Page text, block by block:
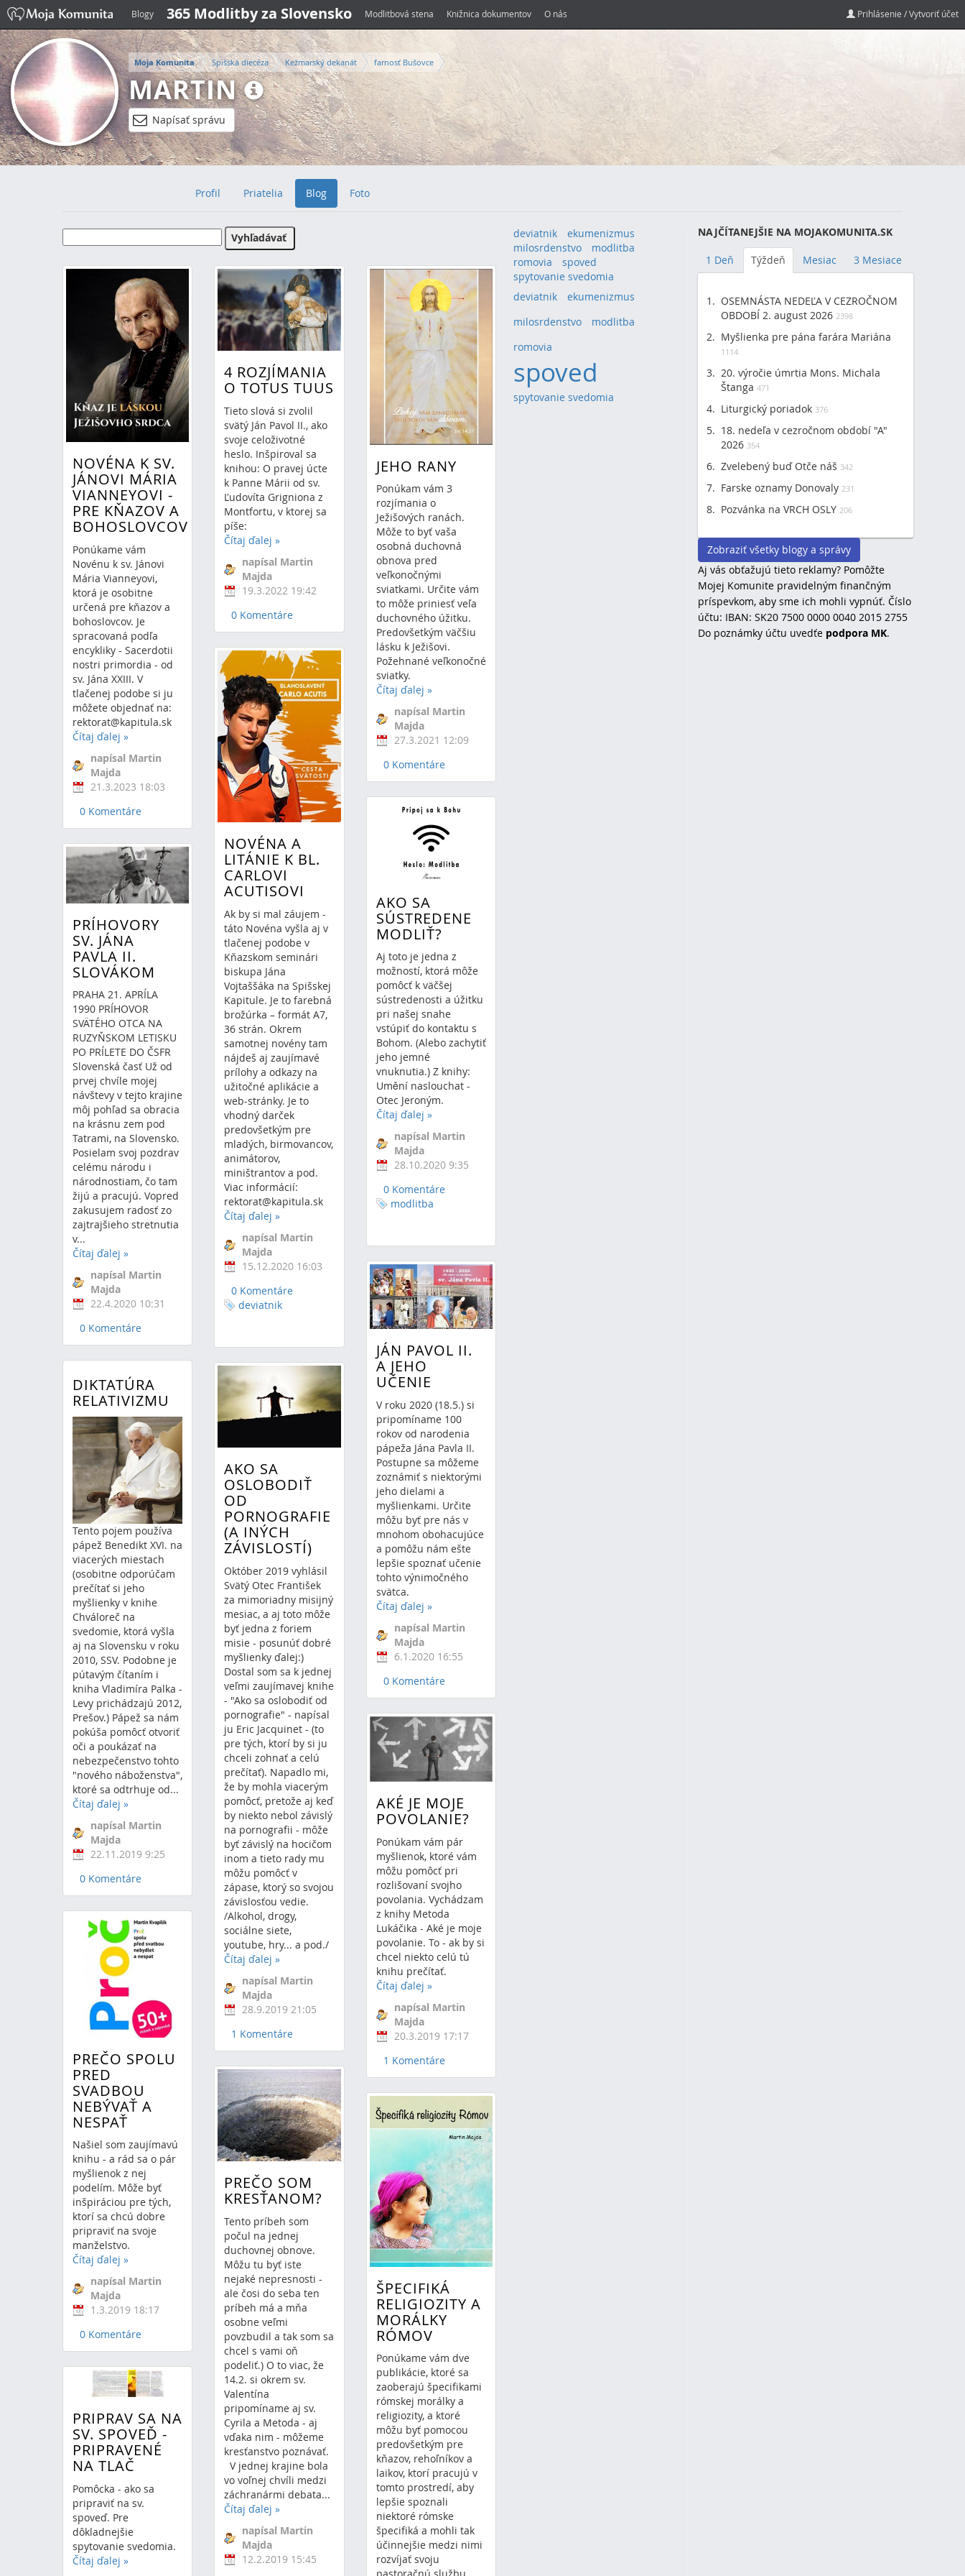
Blogy 365 Modlitby za Slovensko Modlitbová stena Knižnica dokumentov O nás Prihlásenie / Vytvoriť účet
Moja Komunita Spišská diecéza Kežmarský dekanát farnosť Bušovce
MARTIN
Napísať správu
Profil Priatelia Blog Foto
NOVÉNA K SV.
JÁNOVI MÁRIA
VIANNEYOVI -
PRE KŇAZOV A
BOHOSLOVCOV
Ponúkame vám
Novénu k sv. Jánovi
Mária Vianneyovi,
ktorá je osobitne
určená pre kňazov a
bohoslovcov. Je
spracovaná podľa
encykliky - Sacerdotii
nostri primordia - od
sv. Jána XXIII. V
tlačenej podobe si ju
môžete objednať na:
rektorat@kapitula.sk
Čítaj ďalej »
napísal Martin
Majda
21.3.2023 18:03
0 Komentáre
4 ROZJÍMANIA
O TOTUS TUUS
Tieto slová si zvolil
svätý Ján Pavol II., ako
svoje celoživotné
heslo. Inšpiroval sa
knihou: O pravej úcte
k Panne Márii od sv.
Ľudovíta Grigniona z
Montfortu, v ktorej sa
píše:
Čítaj ďalej»
napísal Martin
Majda
19.3.2022 19:42
0 Komentáre
JEHO RANY
Ponúkam vám 3
rozjímania o
Ježišových ranách.
Môže to byť vaša
osobná duchovná
obnova pred
veľkonočnými
sviatkami. Určite vám
to môže priniesť veľa
duchovného úžitku.
Predovšetkým väčšiu
lásku k Ježišovi.
Požehnané veľkonočné
sviatky.
Čítaj ďalej »
napísal Martin
Majda
27.3.2021 12:09
0 Komentáre
NOVÉNA A
LITÁNIE K BL.
CARLOVI
ACUTISOVI
Ak by si mal záujem -
táto Novéna vyšla aj v
tlačenej podobe v
Kňazskom seminári
biskupa Jána
Vojtaššáka na Spišskej
Kapitule. Je to farebná
brožúrka – formát A7,
36 strán. Okrem
samotnej novény tam
nájdeš aj zaujímavé
prílohy a odkazy na
užitočné aplikácie a
web-stránky. Je to
vhodný darček
predovšetkým pre
mladých, birmovancov,
animátorov,
miništrantov a pod.
Viac informácií:
rektorat@kapitula.sk
Čítaj ďalej»
napísal Martin
Majda
15.12.2020 16:03
0 Komentáre
deviatnik
AKO SA
SÚSTREDENE
MODLIŤ?
Aj toto je jedna z
možností, ktorá môže
pomôcť k väčšej
sústredenosti a úžitku
pri našej snahe
vstúpiť do kontaktu s
Bohom. (Alebo zachytiť
jeho jemné
vnuknutia.) Z knihy:
Umění naslouchat -
Otec Jeroným.
Čítaj ďalej »
napísal Martin
Majda
28.10.2020 9:35
0 Komentáre
modlitba
PRÍHOVORY
SV. JÁNA
PAVLA II.
SLOVÁKOM
PRAHA 21. APRÍLA
1990 PRÍHOVOR
SVÄTÉHO OTCA NA
RUZYŇSKOM LETISKU
PO PRÍLETE DO ČSFR
Slovenská časť Už od
prvej chvíle mojej
návštevy v tejto krajine
môj pohľad sa obracia
na krásnu zem pod
Tatrami, na Slovensko.
Posielam svoj pozdrav
celému národu i
národnostiam, čo tam
žijú a pracujú. Vopred
zakusujem radosť zo
zajtrajšieho stretnutia
v...
Čítaj ďalej »
napísal Martin
Majda
22.4.2020 10:31
0 Komentáre
JÁN PAVOL II.
A JEHO
UČENIE
V roku 2020 (18.5.) si
pripomíname 100
rokov od narodenia
pápeža Jána Pavla II.
Postupne sa môžeme
zoznámiť s niektorými
jeho dielami a
myšlienkami. Určite
môžu byť pre nás v
mnohom obohacujúce
a pomôžu nám ešte
lepšie spoznať učenie
tohto výnimočného
svätca.
Čítaj ďalej »
napísal Martin
Majda
6.1.2020 16:55
0 Komentáre
DIKTATÚRA
RELATIVIZMU
Tento pojem používa
pápež Benedikt XVI. na
viacerých miestach
(osobitne odporúčam
prečítať si jeho
myšlienky v knihe
Chváloreč na
svedomie, ktorá vyšla
aj na Slovensku v roku
2010, SSV. Podobne je
pútavým čítaním i
kniha Vladimíra Palka -
Levy prichádzajú 2012,
Prešov.) Pápež sa nám
pokúša pomôcť otvoriť
oči a poukázať na
nebezpečenstvo tohto
"nového náboženstva",
ktoré sa odtrhuje od...
Čítaj ďalej »
napísal Martin
Majda
22.11.2019 9:25
0 Komentáre
AKO SA
OSLOBODIŤ
OD
PORNOGRAFIE
(A INÝCH
ZÁVISLOSTÍ)
Október 2019 vyhlásil
Svätý Otec František
za mimoriadny misijný
mesiac, a aj toto môže
byť jedna z foriem
misie - posunúť dobré
myšlienky ďalej:)
Dostal som sa k jednej
veľmi zaujímavej knihe
- "Ako sa oslobodiť od
pornografie" - napísal
ju Eric Jacquinet - (to
pre tých, ktorí by si ju
chceli zohnať a celú
prečítať). Napadlo mi,
že by mohla viacerým
pomôcť, pretože aj keď
by niekto nebol závislý
na pornografii - môže
byť závislý na hocičom
inom a tieto rady mu
môžu pomôcť v
zápase, ktorý so svojou
závislosťou vedie.
/Alkohol, drogy,
sociálne siete,
youtube, hry... a pod./
Čítaj ďalej»
napísal Martin
Majda
28.9.2019 21:05
1 Komentáre
AKÉ JE MOJE
POVOLANIE?
Ponúkam vám pár
myšlienok, ktoré vám
môžu pomôcť pri
rozlišovaní svojho
povolania. Vychádzam
z knihy Metoda
Lukáčika - Aké je moje
povolanie. To - ak by si
chcel niekto celú tú
knihu prečítať.
Čítaj ďalej »
napísal Martin
Majda
20.3.2019 17:17
1 Komentáre
PREČO SPOLU
PRED
SVADBOU
NEBÝVAŤ A
NESPAŤ
Našiel som zaujímavú
knihu - a rád sa o pár
myšlienok z nej
podelím. Môže byť
inšpiráciou pre tých,
ktorí sa chcú dobre
pripraviť na svoje
manželstvo.
Čítaj ďalej »
napísal Martin
Majda
1.3.2019 18:17
0 Komentáre
PREČO SOM
KRESŤANOM?
Tento príbeh som
počul na jednej
duchovnej obnove.
Môžu tu byť iste
nejaké nepresnosti -
ale čosi do seba ten
príbeh má a mňa
osobne veľmi
povzbudil a tak som sa
chcel s vami oň
podeliť.) O to viac, že
14.2. si okrem sv.
Valentína
pripomíname aj sv.
Cyrila a Metoda - aj
vďaka nim - môžeme
kresťanstvo poznávať.
V jednej krajine bola
vo voľnej chvíli medzi
záchranármi debata...
Čítaj ďalej»
napísal Martin
Majda
12.2.2019 15:45
ŠPECIFIKÁ
RELIGIOZITY A
MORÁLKY
RÓMOV
Ponúkame vám dve
publikácie, ktoré sa
zaoberajú špecifikami
rómskej morálky a
religiozity, a ktoré
môžu byť pomocou
predovšetkým pre
kňazov, rehoľníkov a
laikov, ktorí pracujú v
tomto prostredí, aby
lepšie spoznali
niektoré rómske
špecifiká a mohli tak
účinnejšie medzi nimi
rozvíjať svoju
PRIPRAV SA NA
SV. SPOVEĎ -
PRIPRAVENÉ
NA TLAČ
Pomôcka - ako sa
pripraviť na sv.
spoveď. Pre
dôkladnejšie
spytovanie svedomia.
Čítaj ďalej »
deviatnik
ekumenizmus
milosrdenstvo
modlitba
romovia
spoved
spytovanie svedomia
deviatnik (1)ekumenizmus
milosrdenstvo (1)modlitba
romovia
spoved
spytovanie svedomia
NAJČÍTANEJŠIE NA MOJAKOMUNITA.SK
1 Deň Týždeň Mesiac 3 Mesiace
OSEMNÁSTA NEDEĽA V CEZROČNOM
OBDOBÍ 2. august 2026 2398
Myšlienka pre pána farára Mariána
1114
20. výročie úmrtia Mons. Michala
Štanga 471
Liturgický poriadok 376
18. nedeľa v cezročnom období "A"
2026 354
Zvelebený buď Otče náš 342
Farske oznamy Donovaly 231
Pozvánka na VRCH OSLY 206
Zobraziť všetky blogy a správy
Aj vás obťažujú tieto reklamy? Pomôžte
Mojej Komunite pravidelným finančným
príspevkom, aby sme ich mohli vypnúť. Číslo
účtu: IBAN: SK20 7500 0000 0040 2015 2755
Do poznámky účtu uvedťe podpora MK.